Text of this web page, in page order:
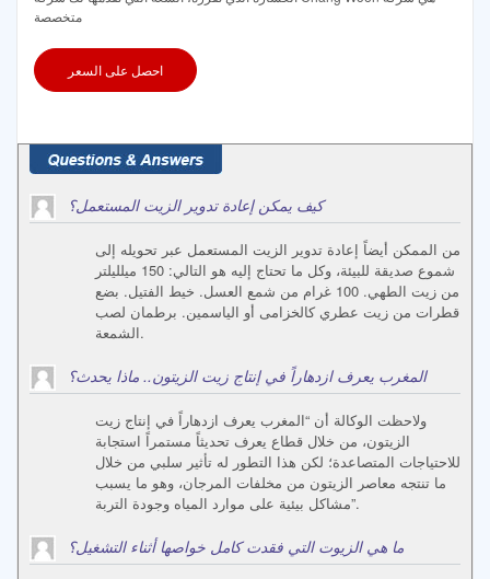
متخصصة
احصل على السعر
كيف يمكن إعادة تدوير الزيت المستعمل؟
من الممكن أيضاً إعادة تدوير الزيت المستعمل عبر تحويله إلى
شموع صديقة للبيئة، وكل ما تحتاج إليه هو التالي: 150 ميلليلتر
من زيت الطهي. 100 غرام من شمع العسل. خيط الفتيل. بضع
قطرات من زيت عطري كالخزامى أو الياسمين. برطمان لصب
الشمعة.
المغرب يعرف ازدهاراً في إنتاج زيت الزيتون.. ماذا يحدث؟
ولاحظت الوكالة أن “المغرب يعرف ازدهاراً في إنتاج زيت
الزيتون، من خلال قطاع يعرف تحديثاً مستمراً استجابة
للاحتياجات المتصاعدة؛ لكن هذا التطور له تأثير سلبي من خلال
ما تنتجه معاصر الزيتون من مخلفات المرجان، وهو ما يسبب
مشاكل بيئية على موارد المياه وجودة التربة”.
ما هي الزيوت التي فقدت كامل خواصها أثناء التشغيل؟